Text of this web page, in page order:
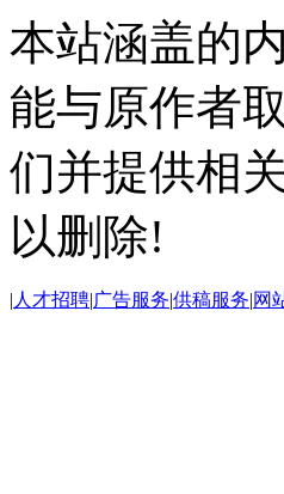
本站涵盖的
能与原作者
们并提供相
以删除!
|人才招聘|广告服务|供稿服务|网